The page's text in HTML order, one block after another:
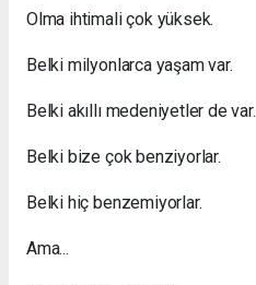
Olma ihtimali çok yüksek.
Belki milyonlarca yaşam var.
Belki akıllı medeniyetler de var.
Belki bize çok benziyorlar.
Belki hiç benzemiyorlar.
Ama...